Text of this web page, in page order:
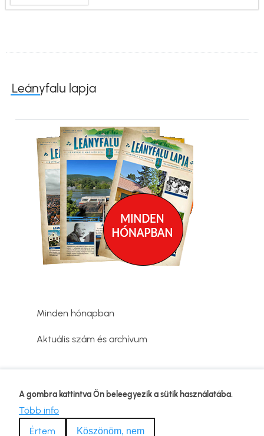
Leányfalu lapja
Minden hónapban
Aktuális szám és archívum
Lábléc
Adatvédelmi tájékoztató
Kapcsolat
Impresszum
A gombra kattintva Ön beleegyezik a sütik használatába.
Több info
Értem
Köszönöm, nem